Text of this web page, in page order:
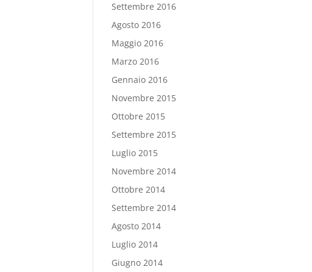
Settembre 2016
Agosto 2016
Maggio 2016
Marzo 2016
Gennaio 2016
Novembre 2015
Ottobre 2015
Settembre 2015
Luglio 2015
Novembre 2014
Ottobre 2014
Settembre 2014
Agosto 2014
Luglio 2014
Giugno 2014